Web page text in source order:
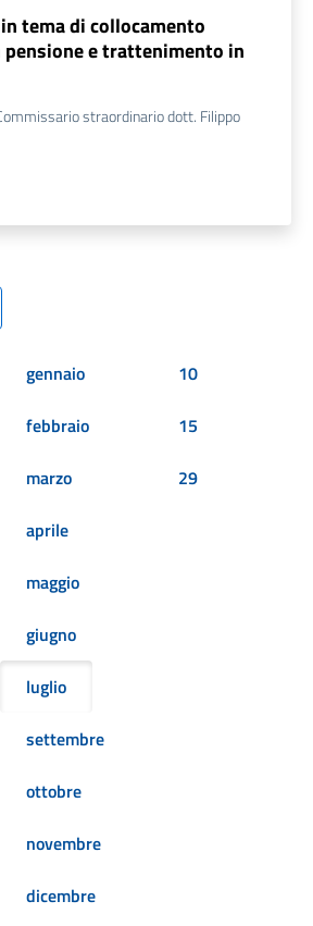
tema di collocamento
e trattenimento in
straordinario dott. Filippo
gennaio
febbraio
marzo
aprile
maggio
giugno
luglio
settembre
ottobre
novembre
dicembre
10
15
29